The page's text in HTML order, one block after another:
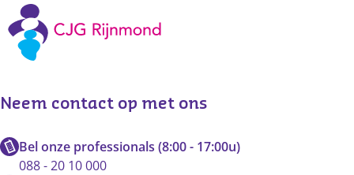
Neem contact op met ons
Bel onze professionals (8:00 - 17:00u)
088 - 20 10 000